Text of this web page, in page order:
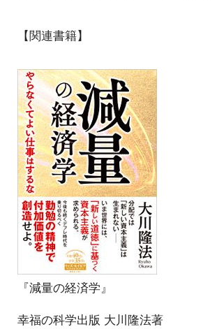
【関連書籍】
『減量の経済学』
幸福の科学出版 大川隆法著